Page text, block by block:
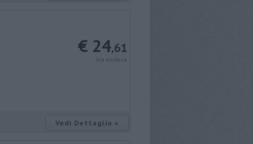
€ 24,61
iva esclusa
Vedi Dettaglio »